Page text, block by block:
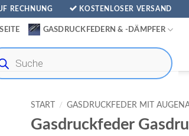
RECHNUNG KOSTENLOSER VERSAND
GASDRUCKFEDERN & -DÄMPFER
START / GASDRUCKFEDER MIT
Gasdruckfeder